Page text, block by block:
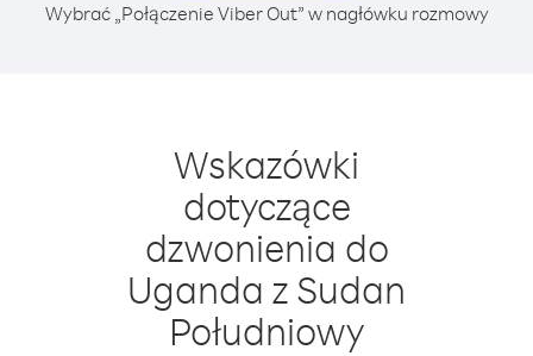
Wybrać „Połączenie Viber Out” w nagłówku rozmowy
Wskazówki
dotyczące
dzwonienia do
Uganda z Sudan
Południowy